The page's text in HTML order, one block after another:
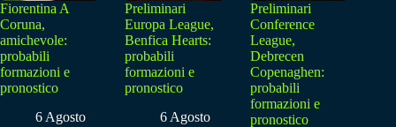
Fiorentina A
Coruna,
amichevole:
probabili
formazioni e
pronostico
6 Agosto
Preliminari
Europa League,
Benfica Hearts:
probabili
formazioni e
pronostico
6 Agosto
Preliminari
Conference
League,
Debrecen
Copenaghen:
probabili
formazioni e
pronostico